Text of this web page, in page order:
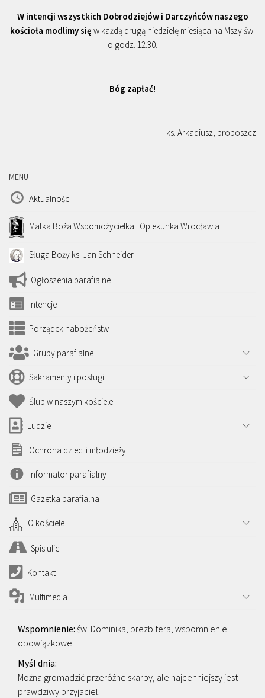
W intencji wszystkich Dobrodziejów i Darczyńców naszego
kościoła modlimy się w każdą drugą niedzielę miesiąca na Mszy św.
o godz. 12.30.
Bóg zapłać!
ks. Arkadiusz, proboszcz
MENU
Aktualności
Matka Boża Wspomożycielka i Opiekunka Wrocławia
Sługa Boży ks. Jan Schneider
Ogłoszenia parafialne
Intencje
Porządek nabożeństw
Grupy parafialne
Sakramenty i posługi
Ślub w naszym kościele
Ludzie
Ochrona dzieci i młodzieży
Informator parafialny
Gazetka parafialna
O kościele
Spis ulic
Kontakt
Multimedia
św. Dominika, prezbitera, wspomnienie
obowiązkowe
Można gromadzić przeróżne skarby, ale najcenniejszy jest
prawdziwy przyjaciel.